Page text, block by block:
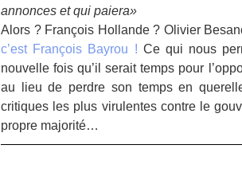
annonces et qui paiera»
Alors ? François Hollande ? Olivier
c’est François Bayrou ! Ce qui nous
nouvelle fois qu’il serait temps pour
au lieu de perdre son temps en
critiques les plus virulentes contre le
propre majorité…